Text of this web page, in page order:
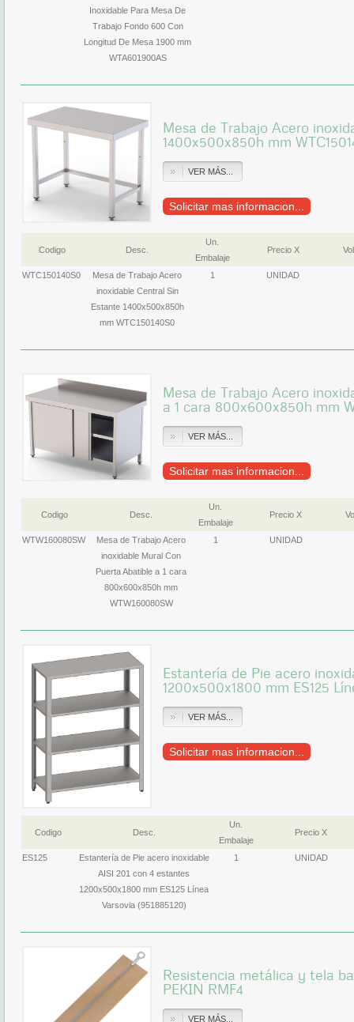
Inoxidable Para Mesa De
Trabajo Fondo 600 Con
Longitud De Mesa 1900 mm
WTA601900AS
Mesa de Trabajo Acero
1400x500x850h mm
VER MÁS...
Solicitar mas informacion...
Codigo Desc.
Un.
Embalaje
Precio X
WTC150140S0
Mesa de Trabajo Acero
inoxidable Central Sin
Estante 1400x500x850h
mm WTC150140S0
1 UNIDAD
Mesa de Trabajo Acero
a 1 cara 800x600x850h mm
VER MÁS...
Solicitar mas informacion...
Codigo Desc.
Un.
Embalaje
Precio X
WTW160080SW
Mesa de Trabajo Acero
inoxidable Mural Con
Puerta Abatible a 1 cara
800x600x850h mm
WTW160080SW
1 UNIDAD
Estantería de Pie acero
1200x500x1800 mm ES125
VER MÁS...
Solicitar mas informacion...
Codigo Desc.
Un.
Embalaje
Precio X
ES125
Estantería de Pie acero inoxidable
AISI 201 con 4 estantes
1200x500x1800 mm ES125 Línea
Varsovia (951885120)
1 UNIDAD
Resistencia metálica y tela
PEKIN RMF4
VER MÁS...